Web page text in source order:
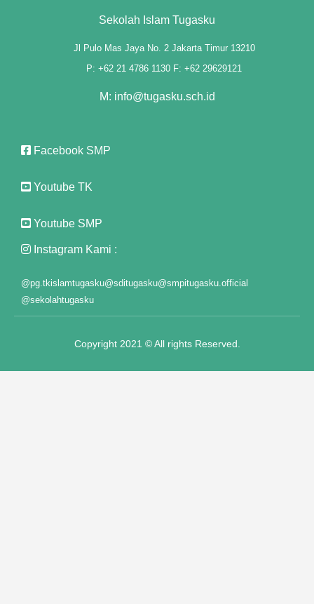
Panel
Panel
Panel
panel
Sekolah Islam Tugasku
Jl Pulo Mas Jaya No. 2 Jakarta Timur 13210
P: +62 21 4786 1130 F: +62 29629121
M: info@tugasku.sch.id
Facebook SMP
Youtube TK
Youtube SMP
Instagram Kami :
@pg.tkislamtugasku@sditugasku@smpitugasku.official
@sekolahtugasku
Copyright 2021 © All rights Reserved.